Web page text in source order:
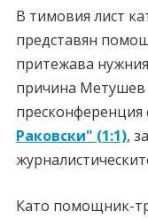
В тимовия лист
представян
притежава
причина Метушев
пресконференция
Раковски" (1:1),
Като помощник-